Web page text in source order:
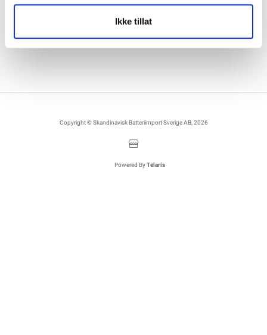
Ikke tillat
Corporate Registration Number: 559460-1741
Copyright © Skandinavisk Batteriimport Sverige AB, 2026
Powered ByTelaris